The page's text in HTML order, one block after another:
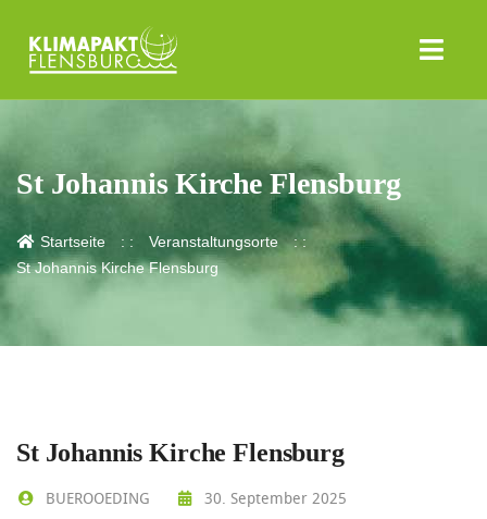
St Johannis Kirche Flensburg
Startseite
Veranstaltungsorte
St Johannis Kirche Flensburg
St Johannis Kirche Flensburg
BUEROOEDING
30. September 2025